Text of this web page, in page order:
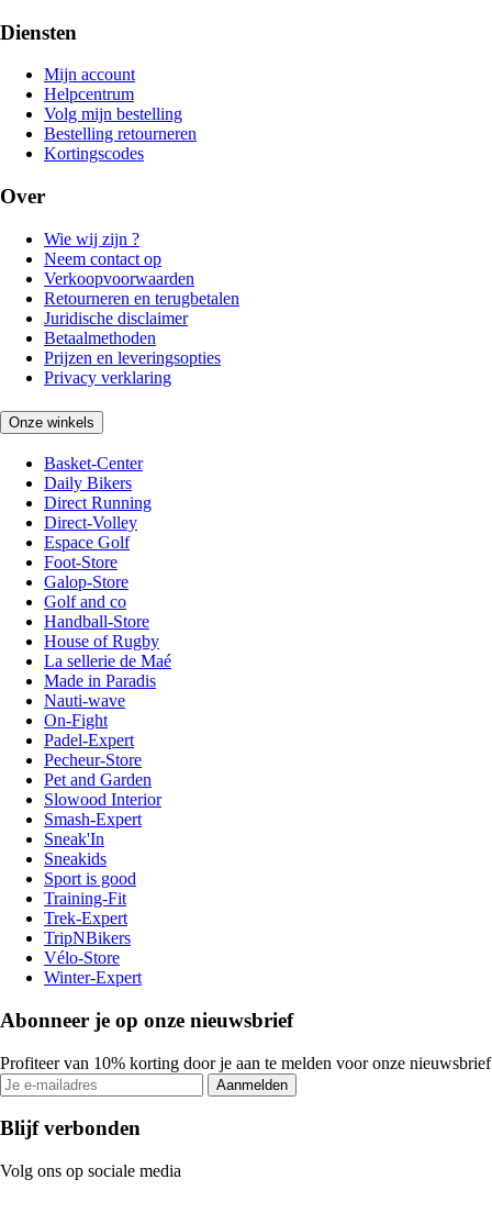
Diensten
Mijn account
Helpcentrum
Volg mijn bestelling
Bestelling retourneren
Kortingscodes
Over
Wie wij zijn ?
Neem contact op
Verkoopvoorwaarden
Retourneren en terugbetalen
Juridische disclaimer
Betaalmethoden
Prijzen en leveringsopties
Privacy verklaring
Onze winkels
Basket-Center
Daily Bikers
Direct Running
Direct-Volley
Espace Golf
Foot-Store
Galop-Store
Golf and co
Handball-Store
House of Rugby
La sellerie de Maé
Made in Paradis
Nauti-wave
On-Fight
Padel-Expert
Pecheur-Store
Pet and Garden
Slowood Interior
Smash-Expert
Sneak'In
Sneakids
Sport is good
Training-Fit
Trek-Expert
TripNBikers
Vélo-Store
Winter-Expert
Abonneer je op onze nieuwsbrief
Profiteer van 10% korting door je aan te melden voor onze nieuwsbrief
Aanmelden
Blijf verbonden
Volg ons op sociale media